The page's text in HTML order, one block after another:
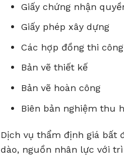
Giấy chứng nhận
Giấy phép xây dựng
Các hợp đồng thi công
Bản vẽ thiết kế
Bản vẽ hoàn công
Biên bản nghiệm thu
Dịch vụ thẩm định giá bất
dào, nguồn nhân lực với